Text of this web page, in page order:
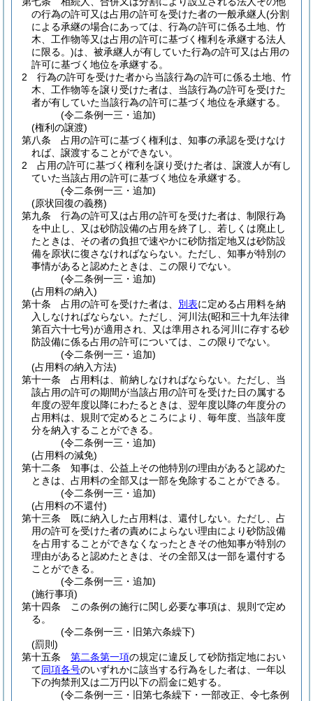
の行為の許可又は占用の許可を受けた者の一般承継人(分割
による承継の場合にあっては、行為の許可に係る土地、竹
木、工作物等又は占用の許可に基づく権利を承継する法人
に限る。)は、被承継人が有していた行為の許可又は占用の
許可に基づく地位を承継する。
2
行為の許可を受けた者から当該行為の許可に係る土地、竹
木、工作物等を譲り受けた者は、当該行為の許可を受けた
者が有していた当該行為の許可に基づく地位を承継する。
(令二条例一三・追加)
(権利の譲渡)
第八条
占用の許可に基づく権利は、知事の承認を受けなけ
れば、譲渡することができない。
2
占用の許可に基づく権利を譲り受けた者は、譲渡人が有し
ていた当該占用の許可に基づく地位を承継する。
(令二条例一三・追加)
(原状回復の義務)
第九条
行為の許可又は占用の許可を受けた者は、制限行為
を中止し、又は砂防設備の占用を終了し、若しくは廃止し
たときは、その者の負担で速やかに砂防指定地又は砂防設
備を原状に復さなければならない。 ただし、知事が特別の
事情があると認めたときは、この限りでない。
(令二条例一三・追加)
(占用料の納入)
第十条
占用の許可を受けた者は、 別表に定める占用料を納
入しなければならない。 ただし、河川法(昭和三十九年法律
第百六十七号)が適用され、又は準用される河川に存する砂
防設備に係る占用の許可については、この限りでない。
(令二条例一三・追加)
(占用料の納入方法)
第十一条
占用料は、前納しなければならない。 ただし、当
該占用の許可の期間が当該占用の許可を受けた日の属する
年度の翌年度以降にわたるときは、翌年度以降の年度分の
占用料は、規則で定めるところにより、毎年度、当該年度
分を納入することができる。
(令二条例一三・追加)
(占用料の減免)
第十二条
知事は、公益上その他特別の理由があると認めた
ときは、占用料の全部又は一部を免除することができる。
(令二条例一三・追加)
(占用料の不還付)
第十三条
既に納入した占用料は、還付しない。 ただし、占
用の許可を受けた者の責めによらない理由により砂防設備
を占用することができなくなったときその他知事が特別の
理由があると認めたときは、その全部又は一部を還付する
ことができる。
(令二条例一三・追加)
(施行事項)
第十四条
この条例の施行に関し必要な事項は、規則で定め
る。
(令二条例一三・旧第六条繰下)
(罰則)
第十五条
第二条第一項の規定に違反して砂防指定地におい
て同項各号のいずれかに該当する行為をした者は、一年以
下の拘禁刑又は二万円以下の罰金に処する。
(令二条例一三・旧第七条繰下・一部改正、令七条例